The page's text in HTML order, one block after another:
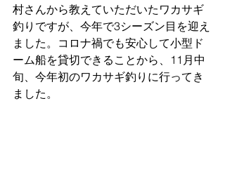
村さんから教えていただいたワカサギ
釣りですが、今年で3シーズン目を迎え
ました。コロナ禍でも安心して小型ド
ーム船を貸切できることから、11月中
旬、今年初のワカサギ釣りに行ってき
ました。